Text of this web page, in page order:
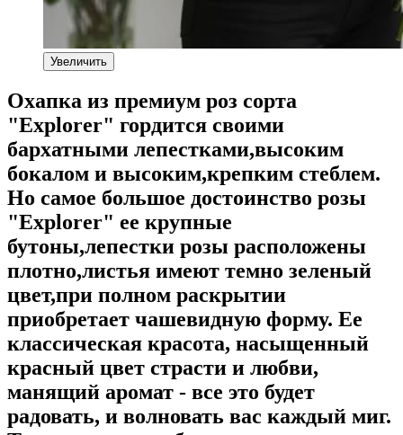
Увеличить
Охапка из премиум роз сорта
"Explorer" гордится своими
бархатными лепестками,высоким
бокалом и высоким,крепким стеблем.
Но самое большое достоинство розы
"Explorer" ее крупные
бутоны,лепестки розы расположены
плотно,листья имеют темно зеленый
цвет,при полном раскрытии
приобретает чашевидную форму. Ее
классическая красота, насыщенный
красный цвет страсти и любви,
манящий аромат - все это будет
радовать, и волновать вас каждый миг.